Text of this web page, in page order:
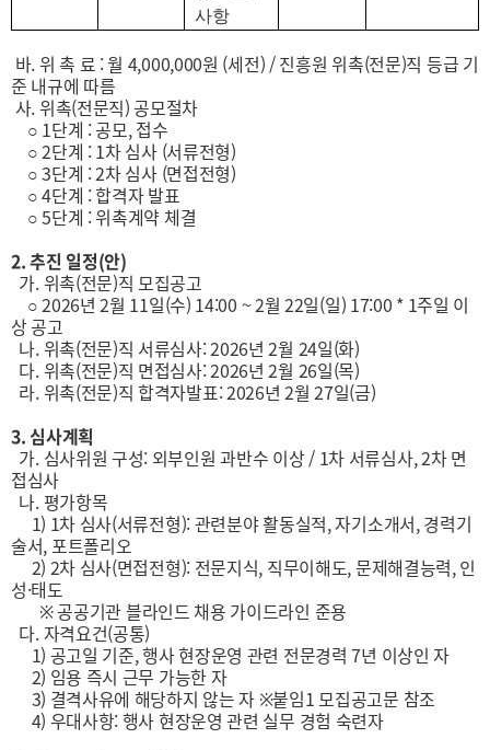
사항
바. 위 촉 료 : 월 4,000,000원 (세전) / 진흥원 위촉(전문)직 등급 기
준 내규에 따름
사. 위촉(전문직) 공모절차
○ 1단계 : 공모, 접수
○ 2단계 : 1차 심사 (서류전형)
○ 3단계 : 2차 심사 (면접전형)
○ 4단계 : 합격자 발표
○ 5단계 : 위촉계약 체결
2. 추진 일정(안)
가. 위촉(전문)직 모집공고
○ 2026년 2월 11일(수) 14:00 ~ 2월 22일(일) 17:00 * 1주일 이
상 공고
나. 위촉(전문)직 서류심사: 2026년 2월 24일(화)
다. 위촉(전문)직 면접심사: 2026년 2월 26일(목)
라. 위촉(전문)직 합격자발표: 2026년 2월 27일(금)
3. 심사계획
가. 심사위원 구성: 외부인원 과반수 이상 / 1차 서류심사, 2차 면
접심사
나. 평가항목
1) 1차 심사(서류전형): 관련분야 활동실적, 자기소개서, 경력기
술서, 포트폴리오
2) 2차 심사(면접전형): 전문지식, 직무이해도, 문제해결능력, 인
성·태도
※ 공공기관 블라인드 채용 가이드라인 준용
다. 자격요건(공통)
1) 공고일 기준, 행사 현장운영 관련 전문경력 7년 이상인 자
2) 임용 즉시 근무 가능한 자
3) 결격사유에 해당하지 않는 자 ※붙임1 모집공고문 참조
4) 우대사항: 행사 현장운영 관련 실무 경험 숙련자